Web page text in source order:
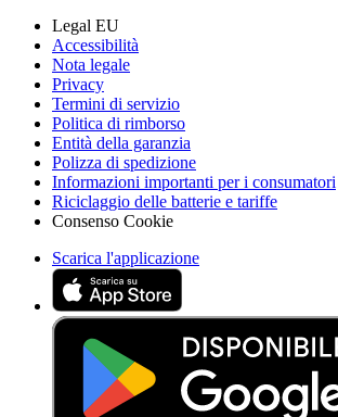
Legal EU
Accessibilità
Nota legale
Privacy
Termini di servizio
Politica di rimborso
Entità della garanzia
Polizza di spedizione
Informazioni importanti per i consumatori
Riciclaggio delle batterie e tariffe
Consenso Cookie
Scarica l'applicazione